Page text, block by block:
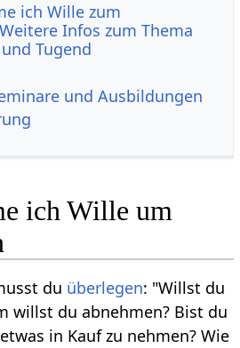
ich Wille zum
Infos zum Thema
Tugend
und Ausbildungen
ich Wille um
du überlegen: "Willst du
willst du abnehmen? Bist du
in Kauf zu nehmen? Wie